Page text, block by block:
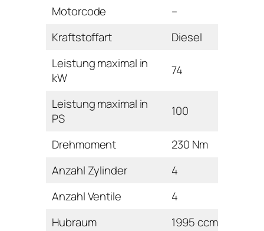
Motorcode
–
Kraftstoffart
Diesel
Leistung maximal in
kW
74
Leistung maximal in
PS
100
Drehmoment
230 Nm
Anzahl Zylinder
4
Anzahl Ventile
4
Hubraum
1995 ccm